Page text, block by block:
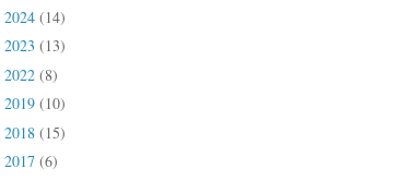
2024 (14)
2023 (13)
2022 (8)
2019 (10)
2018 (15)
2017 (6)